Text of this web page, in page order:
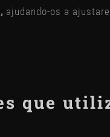
ajudando-os a
que